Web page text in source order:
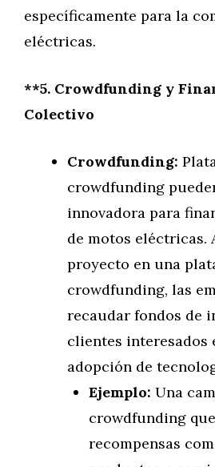
específicamente para la
eléctricas.
**5. Crowdfunding y
Colectivo
Crowdfunding:
crowdfunding
innovadora para
de motos eléctricas.
proyecto en una
crowdfunding, las
recaudar fondos de
clientes interesados
adopción de
Ejemplo: Una
crowdfunding
recompensas